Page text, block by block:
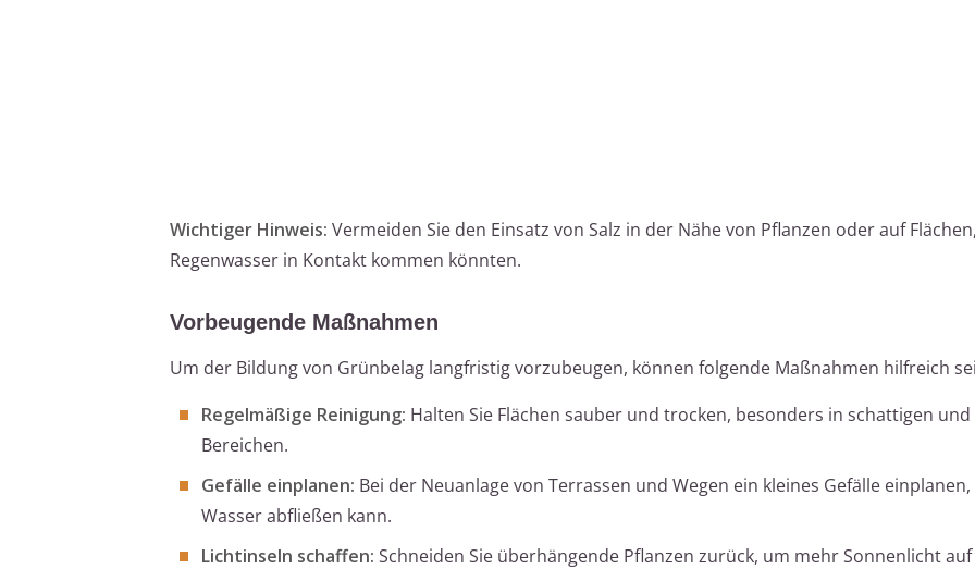
Wichtiger Hinweis: Vermeiden Sie den Einsatz von Salz in der Nähe von Pflanzen oder auf
Regenwasser in Kontakt kommen könnten.
Vorbeugende Maßnahmen
Um der Bildung von Grünbelag langfristig vorzubeugen, können folgende Maßnahmen hilfreich
Regelmäßige Reinigung: Halten Sie Flächen sauber und trocken, besonders in schattigen
Bereichen.
Gefälle einplanen: Bei der Neuanlage von Terrassen und Wegen ein kleines Gefälle
Wasser abfließen kann.
Lichtinseln schaffen: Schneiden Sie überhängende Pflanzen zurück, um mehr Sonnenlicht